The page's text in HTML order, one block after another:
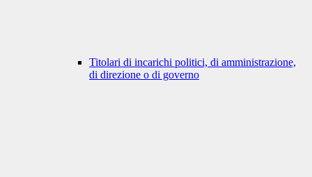
Titolari di incarichi politici, di amministrazione,
di direzione o di governo